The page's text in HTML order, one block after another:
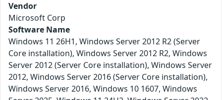
Vendor
Microsoft Corp
Software Name
Windows 11 26H1, Windows Server 2012 R2 (Server
Core installation), Windows Server 2012 R2, Windows
Server 2012 (Server Core installation), Windows Server
2012, Windows Server 2016 (Server Core installation),
Windows Server 2016, Windows 10 1607, Windows